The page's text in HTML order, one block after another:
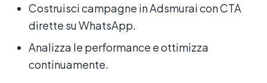
Costruisci campagne in Adsmurai con CTA
dirette su WhatsApp.
Analizza le performance e ottimizza
continuamente.